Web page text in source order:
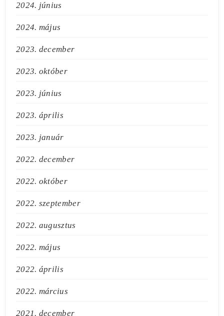
2024. június
2024. május
2023. december
2023. október
2023. június
2023. április
2023. január
2022. december
2022. október
2022. szeptember
2022. augusztus
2022. május
2022. április
2022. március
2021. december